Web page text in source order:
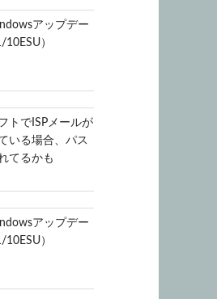
アップデー
）
トでISPメールが
いる場合、パス
てるかも
アップデー
）